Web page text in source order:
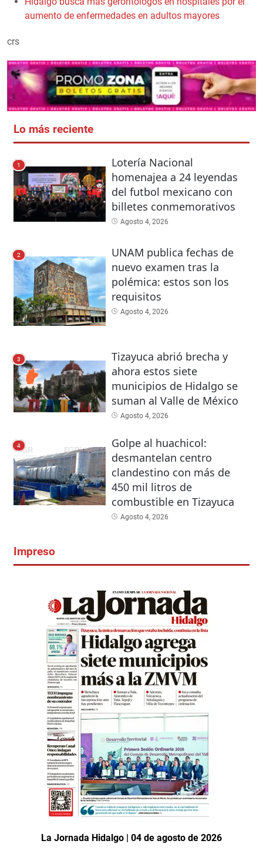
aumento de enfermedades en adultos mayores
crs
Lo más reciente
1
Lotería Nacional
homenajea a 24 leyendas
del futbol mexicano con
billetes conmemorativos
Agosto 4, 2026
2
UNAM publica fechas de
nuevo examen tras la
polémica: estos son los
requisitos
Agosto 4, 2026
3
Tizayuca abrió brecha y
ahora estos siete
municipios de Hidalgo se
suman al Valle de México
Agosto 4, 2026
4
Golpe al huachicol:
desmantelan centro
clandestino con más de
450 mil litros de
combustible en Tizayuca
Agosto 4, 2026
Impreso
La Jornada Hidalgo | 04 de agosto de 2026